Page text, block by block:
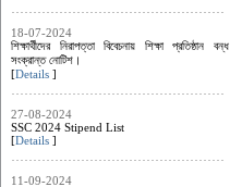
18-07-2024
শিক্ষার্থীদের নিরাপত্তা বিবেচনায় শিক্ষা প্রতিষ্ঠান বন্ধ
সংক্রান্ত নোটিশ।
[Details ]
27-08-2024
SSC 2024 Stipend List
[Details ]
11-09-2024